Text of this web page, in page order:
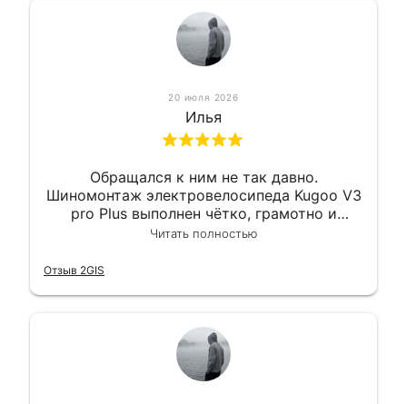
20 июля 2026
Илья
Обращался к ним не так давно.
Шиномонтаж электровелосипеда Kugoo V3
pro Plus выполнен чётко, грамотно и
квалифицированно. Всё сделано
Читать полностью
Отзыв 2GIS